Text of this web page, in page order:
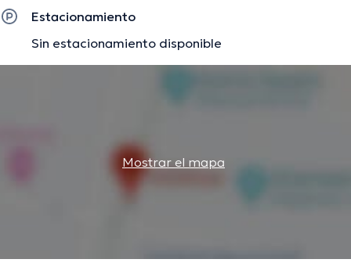
Estacionamiento
Sin estacionamiento disponible
Mostrar el mapa